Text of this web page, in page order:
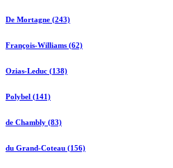
De Mortagne (243)
François-Williams (62)
Ozias-Leduc (138)
Polybel (141)
de Chambly (83)
du Grand-Coteau (156)